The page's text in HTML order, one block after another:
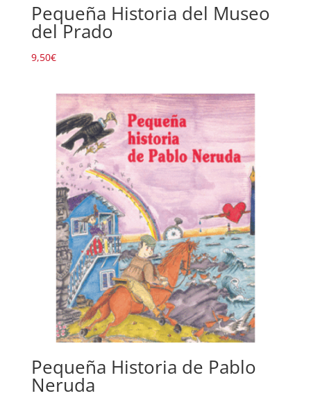
Pequeña Historia del Museo
del Prado
9,50€
Pequeña Historia de Pablo
Neruda